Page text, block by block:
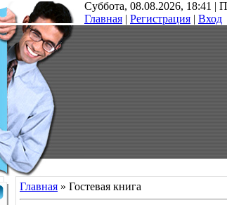
Суббота, 08.08.2026, 18:41 |
Главная | Регистрация | Вход
Главная » Гостевая книга